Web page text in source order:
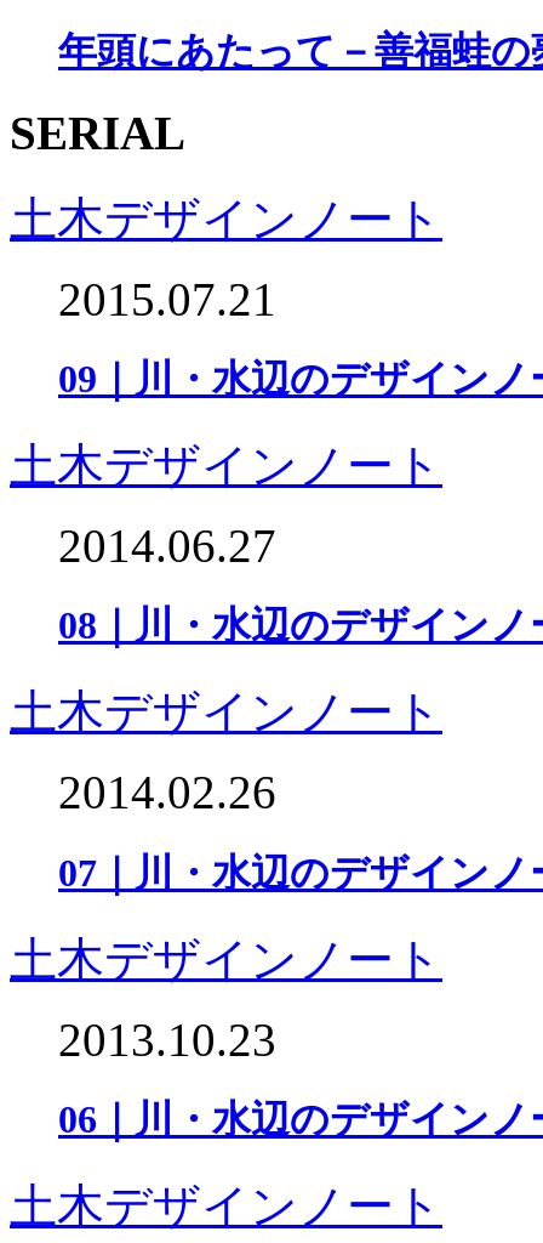
年頭にあたって－善福蛙の
SERIAL
土木デザインノート
2015.07.21
09｜川・水辺のデザインノ
土木デザインノート
2014.06.27
08｜川・水辺のデザインノ
土木デザインノート
2014.02.26
07｜川・水辺のデザインノ
土木デザインノート
2013.10.23
06｜川・水辺のデザインノ
土木デザインノート